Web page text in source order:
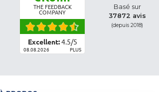
THE FEEDBACK
COMPANY
Excellent:4.5/5
08.08.2026 PLUS
Basé sur
37872 avis
(depuis 2018)